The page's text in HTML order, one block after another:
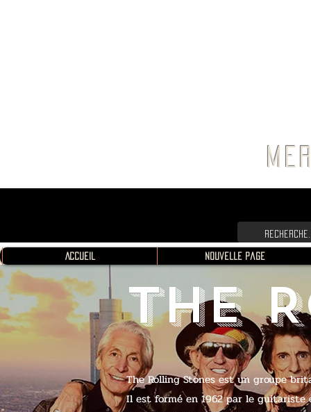
Accueil Nouvelle page
THE
The Rolling Stones est un groupe
Il est formé en 1962 par le